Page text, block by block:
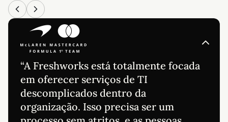
“A Freshworks está totalmente focada
em oferecer serviços de TI
descomplicados dentro da
organização. Isso precisa ser um